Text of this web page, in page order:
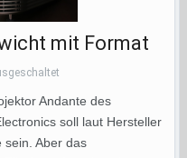
mit Format
Andante des
soll laut Hersteller
sein. Aber das